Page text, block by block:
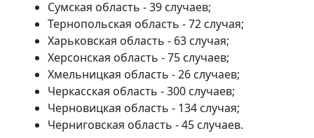
Сумская область - 39 случаев;
Тернопольская область - 72 случая;
Харьковская область - 63 случая;
Херсонская область - 75 случаев;
Хмельницкая область - 26 случаев;
Черкасская область - 300 случаев;
Черновицкая область - 134 случая;
Черниговская область - 45 случаев.